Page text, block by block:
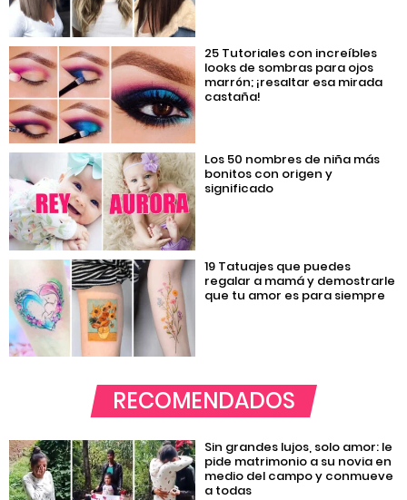
25 Tutoriales con increíbles
looks de sombras para ojos
marrón; ¡resaltar esa mirada
castaña!
Los 50 nombres de niña más
bonitos con origen y
significado
19 Tatuajes que puedes
regalar a mamá y demostrarle
que tu amor es para siempre
RECOMENDADOS
Sin grandes lujos, solo amor: le
pide matrimonio a su novia en
medio del campo y conmueve
a todas